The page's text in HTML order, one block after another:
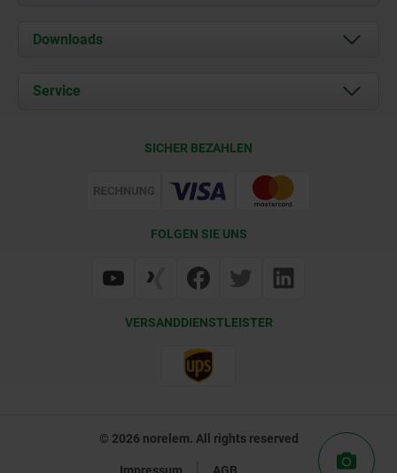
Über uns
Karriere
Downloads
Dokumente
Service
Web Support
SICHER BEZAHLEN
FOLGEN SIE UNS
VERSANDDIENSTLEISTER
© 2026 norelem. All rights reserved
Impressum AGB